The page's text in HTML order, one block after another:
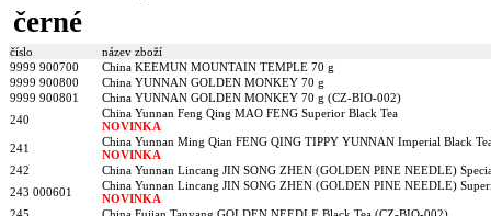
černé
číslo
název zboží
9999 900700
China KEEMUN MOUNTAIN TEMPLE 70 g
9999 900800
China YUNNAN GOLDEN MONKEY 70 g
9999 900801
China YUNNAN GOLDEN MONKEY 70 g (CZ-BIO-002)
240
China Yunnan Feng Qing MAO FENG Superior Black Tea
NOVINKA
241
China Yunnan Ming Qian FENG QING TIPPY YUNNAN Imperial Black
NOVINKA
242
China Yunnan Lincang JIN SONG ZHEN (GOLDEN PINE NEEDLE)
243 000601
China Yunnan Lincang JIN SONG ZHEN (GOLDEN PINE NEEDLE)
NOVINKA